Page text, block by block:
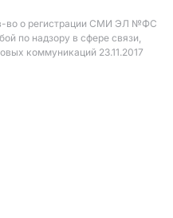
во о регистрации СМИ ЭЛ №ФС
по надзору в сфере связи,
коммуникаций 23.11.2017